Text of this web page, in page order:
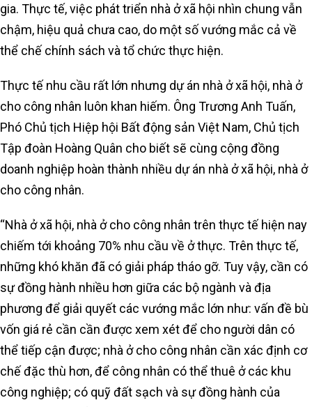
gia. Thực tế, việc phát triển nhà ở xã hội nhìn chung vẫn
chậm, hiệu quả chưa cao, do một số vướng mắc cả về
thể chế chính sách và tổ chức thực hiện.
Thực tế nhu cầu rất lớn nhưng dự án nhà ở xã hội, nhà ở
cho công nhân luôn khan hiếm. Ông Trương Anh Tuấn,
Phó Chủ tịch Hiệp hội Bất động sản Việt Nam, Chủ tịch
Tập đoàn Hoàng Quân cho biết sẽ cùng cộng đồng
doanh nghiệp hoàn thành nhiều dự án nhà ở xã hội, nhà ở
cho công nhân.
“Nhà ở xã hội, nhà ở cho công nhân trên thực tế hiện nay
chiếm tới khoảng 70% nhu cầu về ở thực. Trên thực tế,
những khó khăn đã có giải pháp tháo gỡ. Tuy vậy, cần có
sự đồng hành nhiều hơn giữa các bộ ngành và địa
phương để giải quyết các vướng mắc lớn như: vấn đề bù
vốn giá rẻ cần cần được xem xét để cho người dân có
thể tiếp cận được; nhà ở cho công nhân cần xác định cơ
chế đặc thù hơn, để công nhân có thể thuê ở các khu
công nghiệp; có quỹ đất sạch và sự đồng hành của